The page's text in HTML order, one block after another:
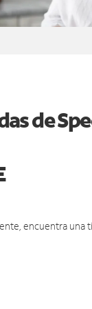
de
encuentra una